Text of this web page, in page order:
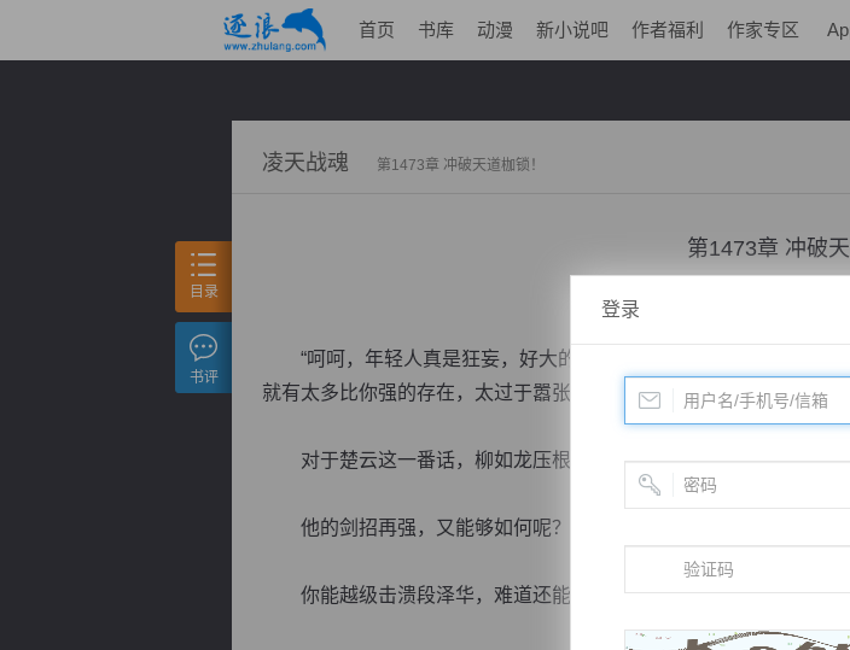
首页 书库 动漫 新小说吧 作者福利 作家专区
凌天战魂 第1473章 冲破天道枷锁！
第1473章 冲破天
小说：凌天战魂 更新时间
“呵呵，年轻人真是狂妄，好大的口气！难道你的家人就没有教过
就有太多比你强的存在，太过于嚣张的话，会死的很快的！”
对于楚云这一番话，柳如龙压根就没有放在心上。
他的剑招再强，又能够如何呢？
你能越级击溃段泽华，难道还能越级击溃我柳如...
目录
书评
登录